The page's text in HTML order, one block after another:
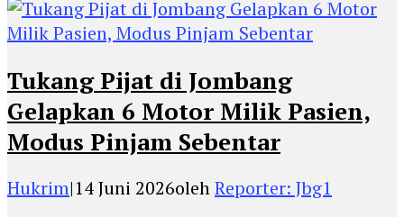
Tukang Pijat di Jombang
Gelapkan 6 Motor Milik Pasien,
Modus Pinjam Sebentar
Hukrim|14 Juni 2026olehReporter: Jbg1